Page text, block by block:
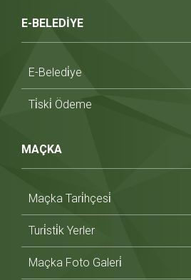
E-BELEDİYE
E-Beledi̇ye
Ti̇ski̇ Ödeme
MAÇKA
Maçka Tari̇hçesi̇
Turi̇sti̇k Yerler
Maçka Foto Galeri̇